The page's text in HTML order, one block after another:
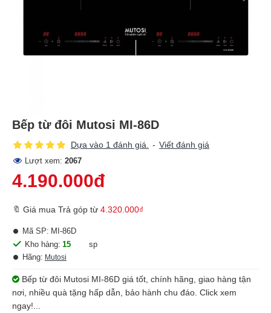
Bếp từ đôi Mutosi MI-86D
Dựa vào 1 đánh giá. - Viết đánh giá
Lượt xem: 2067
4.190.000đ
🔖 Giá mua Trả góp từ 4.320.000₫
Kho hàng: 15
sp
Hãng: Mutosi
Mã SP: MI-86D
Bếp từ đôi Mutosi MI-86D giá tốt, chính hãng, giao hàng tận
nơi, nhiều quà tặng hấp dẫn, bảo hành chu đáo. Click xem
ngay!...